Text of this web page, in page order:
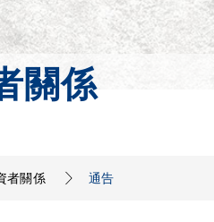
關係
者關係 通告